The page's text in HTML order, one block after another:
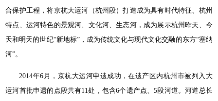
合保护工程，将京杭大运河（杭州段）打造成为具有时代特征、杭州
特点、运河特色的景观河、文化河、生态河，成为展示杭州昨天、今
天和明天的世纪“新地标”，成为传统文化与现代文化交融的东方“塞纳
河”。
2014年6月，京杭大运河申遗成功，在遗产区内杭州市被列入大
运河首批申遗的点段共有11处，包含6个遗产点、5段河道。河道总长